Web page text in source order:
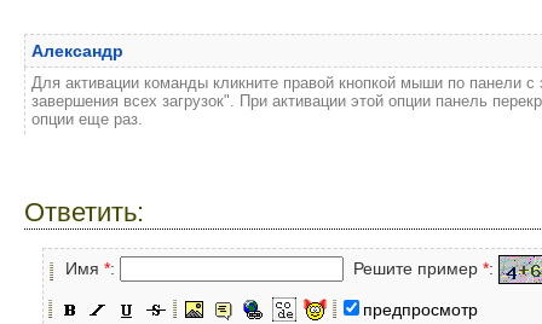
Александр
Для активации команды кликните правой кнопкой мыши по панели
завершения всех загрузок". При активации этой опции панель
опции еще раз.
Ответить:
Имя *: Решите пример *:
предпросмотр